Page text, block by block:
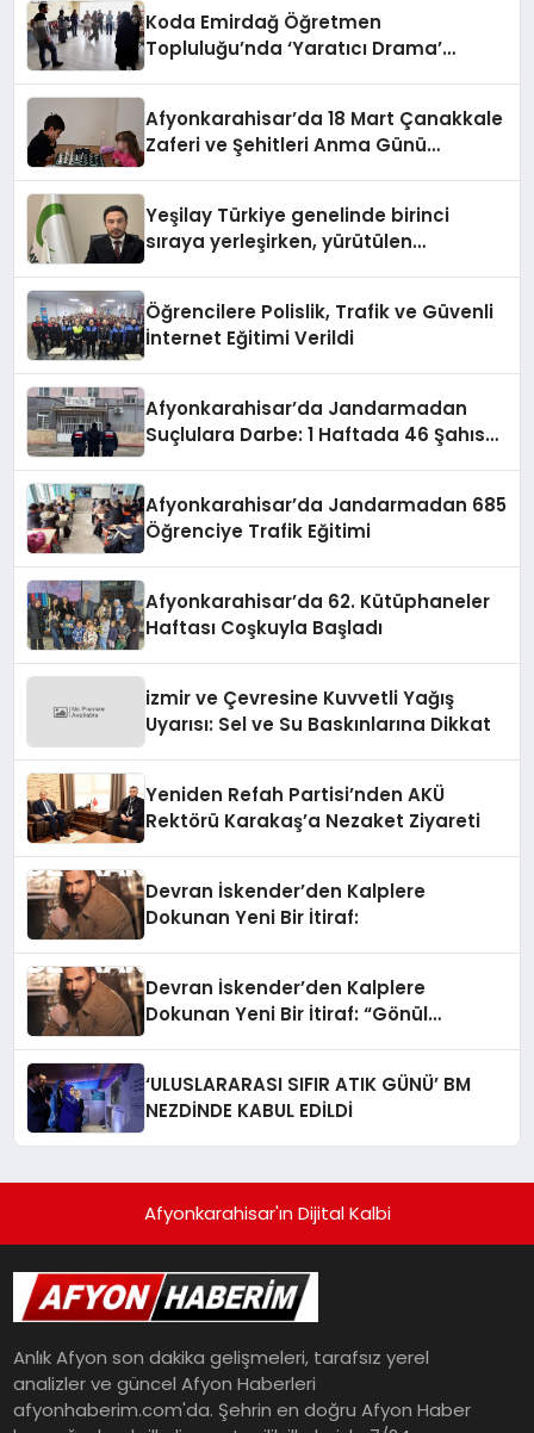
Koda Emirdağ Öğretmen
Topluluğu’nda ‘Yaratıcı Drama’
Afyonkarahisar’da 18 Mart Çanakkale
Zaferi ve Şehitleri Anma Günü
Yeşilay Türkiye genelinde birinci
sıraya yerleşirken, yürütülen
Öğrencilere Polislik, Trafik ve Güvenli
İnternet Eğitimi Verildi
Afyonkarahisar’da Jandarmadan
Suçlulara Darbe: 1 Haftada 46 Şahıs
Afyonkarahisar’da Jandarmadan 685
Öğrenciye Trafik Eğitimi
Afyonkarahisar’da 62. Kütüphaneler
Haftası Coşkuyla Başladı
izmir ve Çevresine Kuvvetli Yağış
Uyarısı: Sel ve Su Baskınlarına Dikkat
Yeniden Refah Partisi’nden AKÜ
Rektörü Karakaş’a Nezaket Ziyareti
Devran İskender’den Kalplere
Dokunan Yeni Bir İtiraf:
Devran İskender’den Kalplere
Dokunan Yeni Bir İtiraf: “Gönül
‘ULUSLARARASI SIFIR ATIK GÜNÜ’ BM
NEZDİNDE KABUL EDİLDİ
Afyonkarahisar'ın Dijital Kalbi
Anlık Afyon son dakika gelişmeleri, tarafsız yerel
analizler ve güncel Afyon Haberleri
afyonhaberim.com'da. Şehrin en doğru Afyon Haber